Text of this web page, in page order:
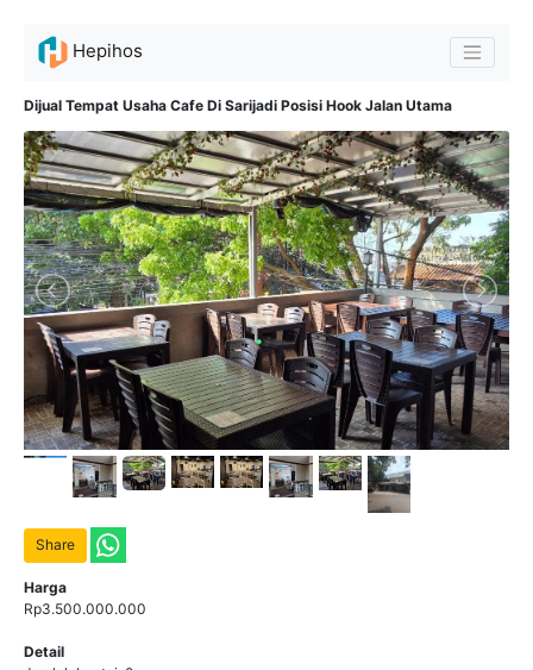
Hepihos
Dijual Tempat Usaha Cafe Di Sarijadi Posisi Hook Jalan Utama
Share
Harga
Rp3.500.000.000
Detail